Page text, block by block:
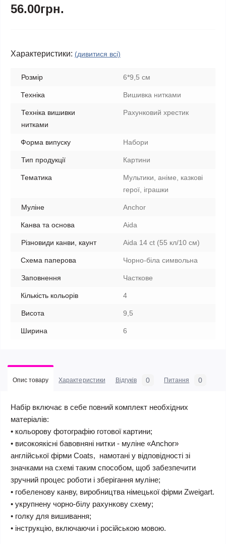
56.00грн.
Характеристики: (дивитися всі)
Розмір 6*9,5 см
Техніка Вишивка нитками
Техніка вишивки
нитками
Рахунковий хрестик
Форма випуску Набори
Тип продукції Картини
Тематика
Мультики, аніме, казкові
герої, іграшки
Муліне Anchor
Канва та основа Aida
Різновиди канви, каунт Aida 14 ct (55 кл/10 см)
Схема паперова Чорно-біла символьна
Заповнення Часткове
Кількість кольорів 4
Висота 9,5
Ширина 6
Опис товару Характеристики Відгуків 0 Питання 0
Набір включає в себе повний комплект необхідних
матеріалів:
• кольорову фотографію готової картини;
• високоякісні бавовняні нитки - муліне «Anchor»
англійської фірми Coats, намотані у відповідності зі
значками на схемі таким способом, щоб забезпечити
зручний процес роботи і зберігання муліне;
• гобеленову канву, виробництва німецької фірми Zweigart.
• укрупнену чорно-білу рахункову схему;
• голку для вишивання;
• інструкцію, включаючи і російською мовою.